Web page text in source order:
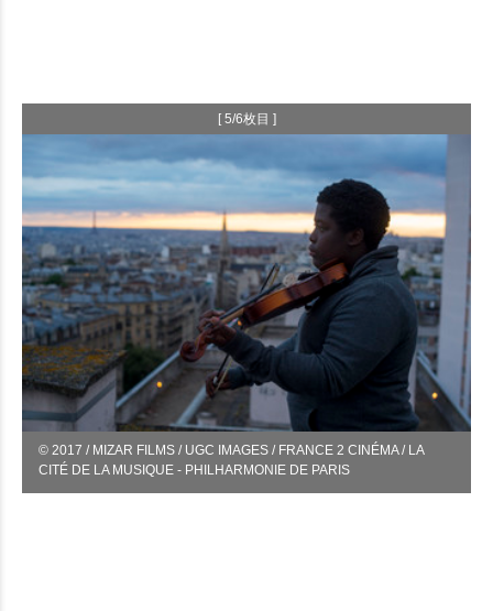
[ 5/6枚目 ]
© 2017 / MIZAR FILMS / UGC IMAGES / FRANCE 2 CINÉMA / LA
CITÉ DE LA MUSIQUE - PHILHARMONIE DE PARIS